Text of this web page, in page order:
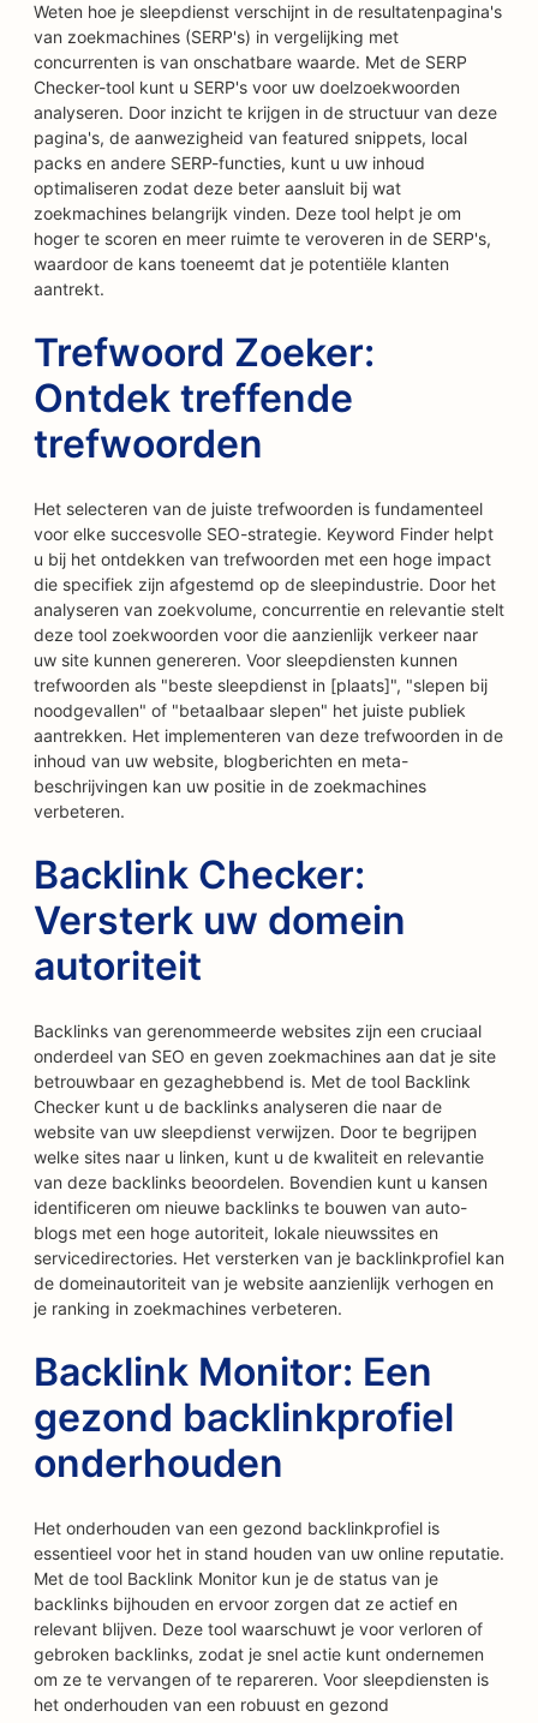
Weten hoe je sleepdienst verschijnt in de resultatenpagina's
van zoekmachines (SERP's) in vergelijking met
concurrenten is van onschatbare waarde. Met de SERP
Checker-tool kunt u SERP's voor uw doelzoekwoorden
analyseren. Door inzicht te krijgen in de structuur van deze
pagina's, de aanwezigheid van featured snippets, local
packs en andere SERP-functies, kunt u uw inhoud
optimaliseren zodat deze beter aansluit bij wat
zoekmachines belangrijk vinden. Deze tool helpt je om
hoger te scoren en meer ruimte te veroveren in de SERP's,
waardoor de kans toeneemt dat je potentiële klanten
aantrekt.
Trefwoord Zoeker:
Ontdek treffende
trefwoorden
Het selecteren van de juiste trefwoorden is fundamenteel
voor elke succesvolle SEO-strategie. Keyword Finder helpt
u bij het ontdekken van trefwoorden met een hoge impact
die specifiek zijn afgestemd op de sleepindustrie. Door het
analyseren van zoekvolume, concurrentie en relevantie stelt
deze tool zoekwoorden voor die aanzienlijk verkeer naar
uw site kunnen genereren. Voor sleepdiensten kunnen
trefwoorden als "beste sleepdienst in [plaats]", "slepen bij
noodgevallen" of "betaalbaar slepen" het juiste publiek
aantrekken. Het implementeren van deze trefwoorden in de
inhoud van uw website, blogberichten en meta-
beschrijvingen kan uw positie in de zoekmachines
verbeteren.
Backlink Checker:
Versterk uw domein
autoriteit
Backlinks van gerenommeerde websites zijn een cruciaal
onderdeel van SEO en geven zoekmachines aan dat je site
betrouwbaar en gezaghebbend is. Met de tool Backlink
Checker kunt u de backlinks analyseren die naar de
website van uw sleepdienst verwijzen. Door te begrijpen
welke sites naar u linken, kunt u de kwaliteit en relevantie
van deze backlinks beoordelen. Bovendien kunt u kansen
identificeren om nieuwe backlinks te bouwen van auto-
blogs met een hoge autoriteit, lokale nieuwssites en
servicedirectories. Het versterken van je backlinkprofiel kan
de domeinautoriteit van je website aanzienlijk verhogen en
je ranking in zoekmachines verbeteren.
Backlink Monitor: Een
gezond backlinkprofiel
onderhouden
Het onderhouden van een gezond backlinkprofiel is
essentieel voor het in stand houden van uw online reputatie.
Met de tool Backlink Monitor kun je de status van je
backlinks bijhouden en ervoor zorgen dat ze actief en
relevant blijven. Deze tool waarschuwt je voor verloren of
gebroken backlinks, zodat je snel actie kunt ondernemen
om ze te vervangen of te repareren. Voor sleepdiensten is
het onderhouden van een robuust en gezond